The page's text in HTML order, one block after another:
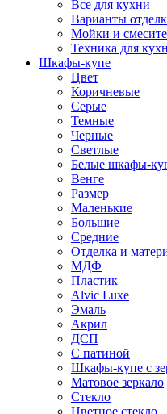
Все для кухни
Варианты
Мойки и
Техника для
Шкафы-купе
Цвет
Коричневые
Серые
Темные
Черные
Светлые
Белые шкафы-
Венге
Размер
Маленькие
Большие
Средние
Отделка и
МДФ
Пластик
Alvic Luxe
Эмаль
Акрил
ДСП
С патиной
Шкафы-купе с
Матовое зеркало
Стекло
Цветное стекло